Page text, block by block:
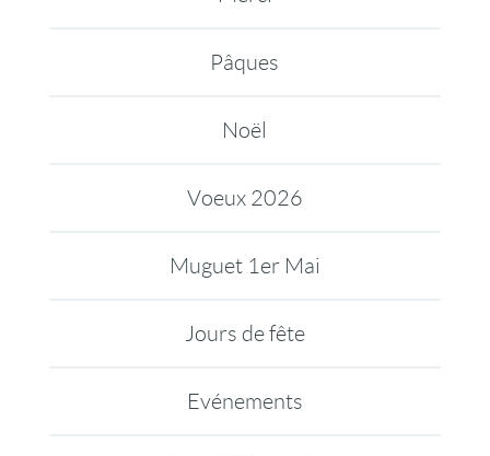
Pâques
Noël
Voeux 2026
Muguet 1er Mai
Jours de fête
Evénements